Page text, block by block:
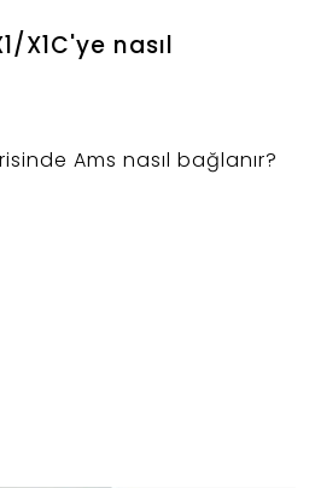
X1C'ye nasıl
Ams nasıl bağlanır?